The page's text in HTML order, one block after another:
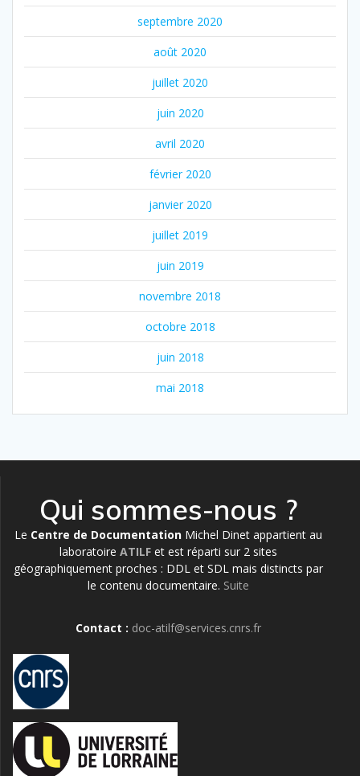
septembre 2020
août 2020
juillet 2020
juin 2020
avril 2020
février 2020
janvier 2020
juillet 2019
juin 2019
novembre 2018
octobre 2018
juin 2018
mai 2018
Qui sommes-nous ?
Le Centre de Documentation Michel Dinet appartient au
laboratoire ATILF et est réparti sur 2 sites
géographiquement proches : DDL et SDL mais distincts par
le contenu documentaire. Suite
Contact : doc-atilf@services.cnrs.fr